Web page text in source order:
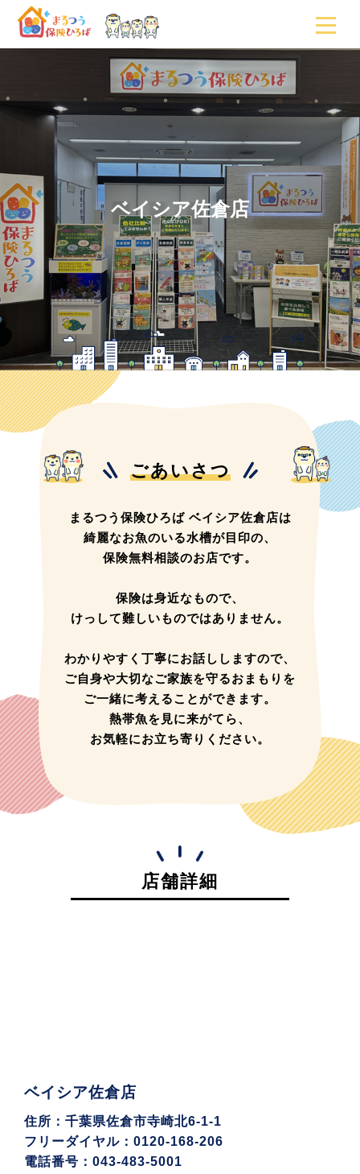
ベイシア佐倉店
ごあいさつ
まるつう保険ひろば ベイシア佐倉店は
綺麗なお魚のいる水槽が目印の、
保険無料相談のお店です。
保険は身近なもので、
けっして難しいものではありません。
わかりやすく丁寧にお話ししますので、
ご自身や大切なご家族を守るおまもりを
ご一緒に考えることができます。
熱帯魚を見に来がてら、
お気軽にお立ち寄りください。
店舗詳細
ベイシア佐倉店
住所：千葉県佐倉市寺崎北6-1-1
フリーダイヤル：0120-168-206
電話番号：043-483-5001